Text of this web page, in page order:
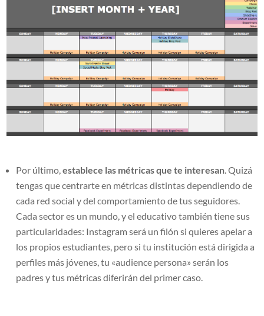
Por último,establece las métricas que te interesan. Quizá
tengas que centrarte en métricas distintas dependiendo de
cada red social y del comportamiento de tus seguidores.
Cada sector es un mundo, y el educativo también tiene sus
particularidades: Instagram será un filón si quieres apelar a
los propios estudiantes, pero si tu institución está dirigida a
perfiles más jóvenes, tu «audience persona» serán los
padres y tus métricas diferirán del primer caso.